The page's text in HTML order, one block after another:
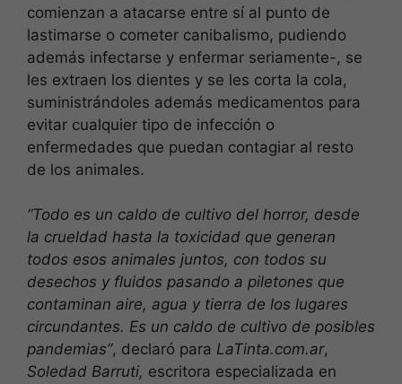
comienzan a atacarse entre sí al punto de
lastimarse o cometer canibalismo, pudiendo
además infectarse y enfermar seriamente-, se
les extraen los dientes y se les corta la cola,
suministrándoles además medicamentos para
evitar cualquier tipo de infección o
enfermedades que puedan contagiar al resto
de los animales.
“Todo es un caldo de cultivo del horror, desde
la crueldad hasta la toxicidad que generan
todos esos animales juntos, con todos su
desechos y fluidos pasando a piletones que
contaminan aire, agua y tierra de los lugares
circundantes. Es un caldo de cultivo de posibles
pandemias”, declaró para LaTinta.com.ar,
Soledad Barruti, escritora especializada en